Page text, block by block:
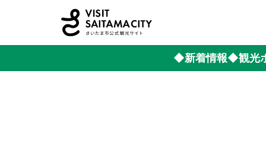
◆新着情報◆観光